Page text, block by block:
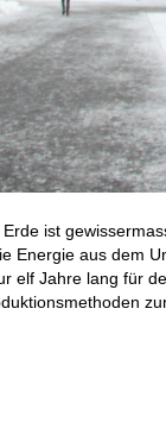
ist
Energie aus dem
elf Jahre lang für